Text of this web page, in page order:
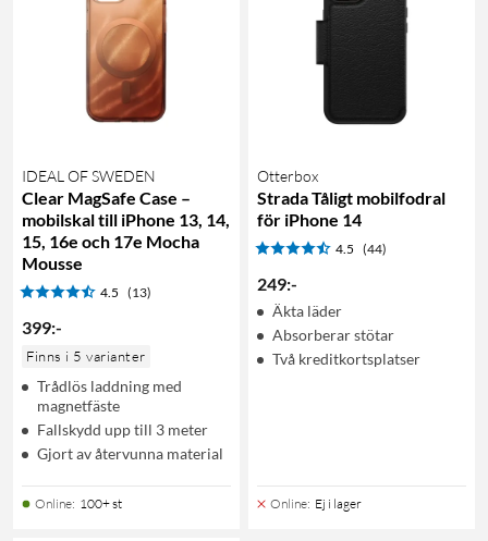
IDEAL OF SWEDEN
Clear MagSafe Case –
mobilskal till iPhone 13, 14,
15, 16e och 17e Mocha
Mousse
4.5 (13)
399:-
Finns i 5 varianter
Trådlös laddning med
magnetfäste
Fallskydd upp till 3 meter
Gjort av återvunna material
Online: 100+ st
Otterbox
Strada Tåligt mobilfodral
för iPhone 14
4.5 (44)
249:-
Äkta läder
Absorberar stötar
Två kreditkortsplatser
Online: Ej i lager